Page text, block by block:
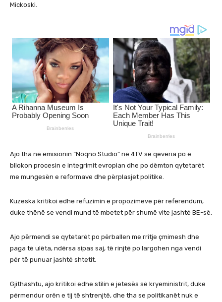
Mickoski.
Ajo tha në emisionin “Noqno Studio” në 4TV se qeveria po e
bllokon procesin e integrimit evropian dhe po dëmton qytetarët
me mungesën e reformave dhe përplasjet politike.
Kuzeska kritikoi edhe refuzimin e propozimeve për referendum,
duke thënë se vendi mund të mbetet për shumë vite jashtë BE-së.
Ajo përmendi se qytetarët po përballen me rritje çmimesh dhe
paga të ulëta, ndërsa sipas saj, të rinjtë po largohen nga vendi
për të punuar jashtë shtetit.
Gjithashtu, ajo kritikoi edhe stilin e jetesës së kryeministrit, duke
përmendur orën e tij të shtrenjtë, dhe tha se politikanët nuk e